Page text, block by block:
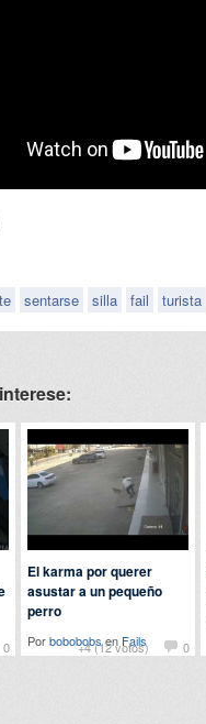
sentarse silla fail turista
0 +4 (12 votos) 0
El karma por querer
asustar a un pequeño
perro
Porbobobobsen Fails